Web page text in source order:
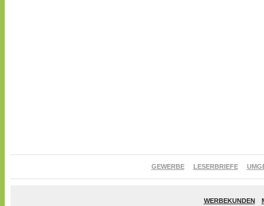
GEWERBE LESERBRIEFE
WERBEKUNDEN